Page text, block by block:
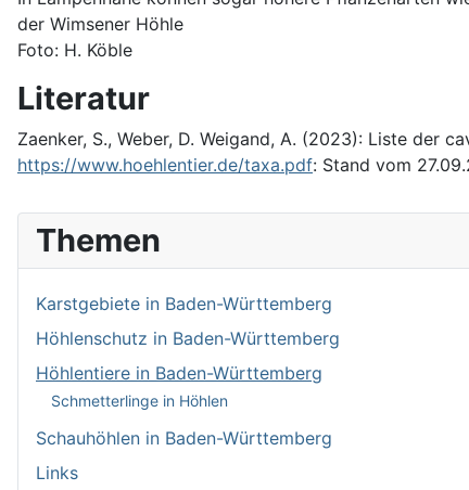
der Wimsener Höhle
Foto: H. Köble
Literatur
Zaenker, S., Weber, D. Weigand, A. (2023): Liste der
https://www.hoehlentier.de/taxa.pdf: Stand vom
Themen
Karstgebiete in Baden-Württemberg
Höhlenschutz in Baden-Württemberg
Höhlentiere in Baden-Württemberg
Schmetterlinge in Höhlen
Schauhöhlen in Baden-Württemberg
Links